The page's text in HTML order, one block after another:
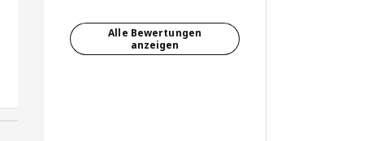
Billyschränken...die roten
Nachtkonsolen erhielten einen
braunen Anstreich ;)
Alle Bewertungen
anzeigen